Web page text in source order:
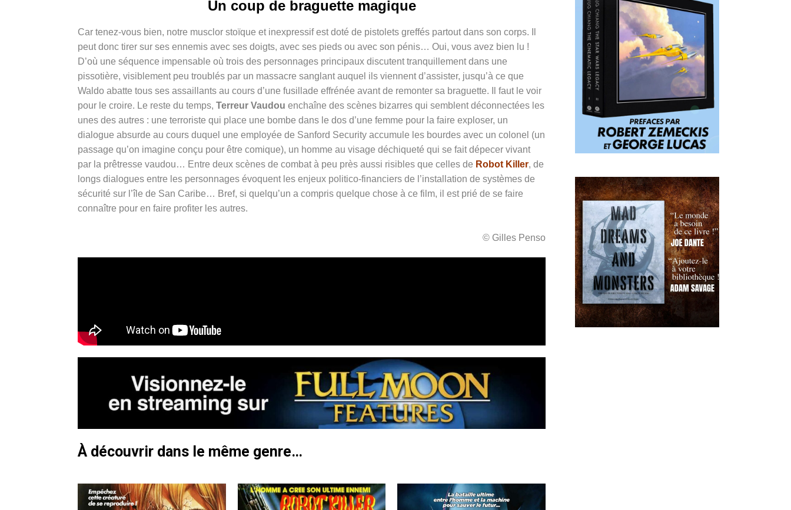
Un coup de braguette magique
Car tenez-vous bien, notre musclor stoïque et inexpressif est doté de pistolets greffés partout dans son corps. Il
peut donc tirer sur ses ennemis avec ses doigts, avec ses pieds ou avec son pénis… Oui, vous avez bien lu !
D’où une séquence impensable où trois des personnages principaux discutent tranquillement dans une
pissotière, visiblement peu troublés par un massacre sanglant auquel ils viennent d’assister, jusqu’à ce que
Waldo abatte tous ses assaillants au cours d’une fusillade effrénée avant de remonter sa braguette. Il faut le voir
pour le croire. Le reste du temps, Terreur Vaudou enchaîne des scènes bizarres qui semblent déconnectées les
unes des autres : une terroriste qui place une bombe dans le dos d’une femme pour la faire exploser, un
dialogue absurde au cours duquel une employée de Sanford Security accumule les bourdes avec un colonel (un
passage qu’on imagine conçu pour être comique), un homme au visage déchiqueté qui se fait dépecer vivant
par la prêtresse vaudou… Entre deux scènes de combat à peu près aussi risibles que celles de Robot Killer, de
longs dialogues entre les personnages évoquent les enjeux politico-financiers de l’installation de systèmes de
sécurité sur l’île de San Caribe… Bref, si quelqu’un a compris quelque chose à ce film, il est prié de se faire
connaître pour en faire profiter les autres.
© Gilles Penso
À découvrir dans le même genre…